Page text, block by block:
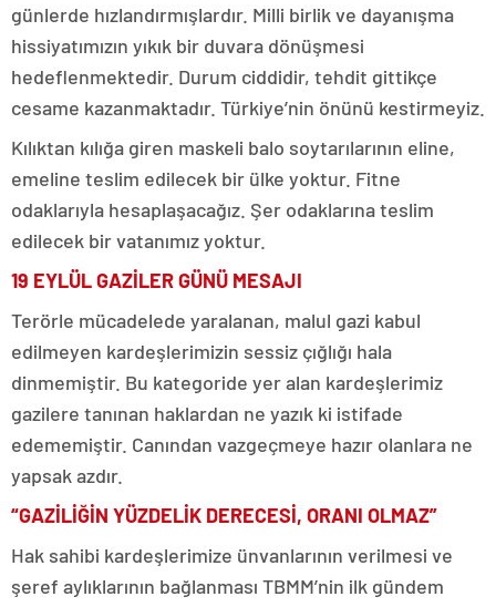
günlerde hızlandırmışlardır. Milli birlik ve dayanışma
hissiyatımızın yıkık bir duvara dönüşmesi
hedeflenmektedir. Durum ciddidir, tehdit gittikçe
cesame kazanmaktadır. Türkiye’nin önünü kestirmeyiz.
Kılıktan kılığa giren maskeli balo soytarılarının eline,
emeline teslim edilecek bir ülke yoktur. Fitne
odaklarıyla hesaplaşacağız. Şer odaklarına teslim
edilecek bir vatanımız yoktur.
19 EYLÜL GAZİLER GÜNÜ MESAJI
Terörle mücadelede yaralanan, malul gazi kabul
edilmeyen kardeşlerimizin sessiz çığlığı hala
dinmemiştir. Bu kategoride yer alan kardeşlerimiz
gazilere tanınan haklardan ne yazık ki istifade
edememiştir. Canından vazgeçmeye hazır olanlara ne
yapsak azdır.
“GAZİLİĞİN YÜZDELİK DERECESİ, ORANI OLMAZ”
Hak sahibi kardeşlerimize ünvanlarının verilmesi ve
şeref aylıklarının bağlanması TBMM’nin ilk gündem